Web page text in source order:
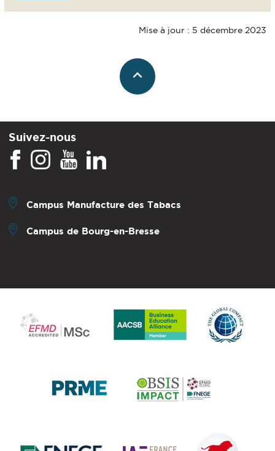
Mise à jour : 5 décembre 2023
Suivez-nous
Campus Manufacture des Tabacs
Campus de Bourg-en-Bresse